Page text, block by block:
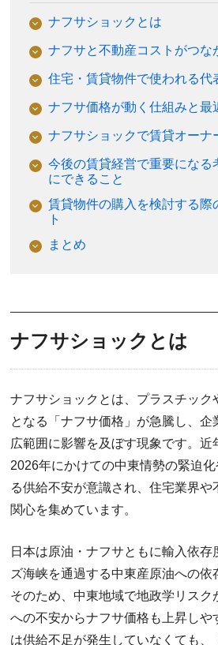
ナフサショックとは
ナフサと不動産コストがつな
住宅・賃貸物件で使われる代
ナフサ価格が動く仕組みと最
ナフサショックで賃貸オーナ
今後の賃貸経営で重要になる
にできること
賃貸物件の購入を検討する際
ト
まとめ
ナフサショックとは
ナフサショックとは、プラスチック
となる「ナフサ価格」が急騰し、
広範囲に影響を及ぼす現象です。近
2026年にかけての中東情勢の緊迫
る供給不安が意識され、住宅業界や
関心を集めています。
日本は原油・ナフサともに輸入依存
ズ海峡を通過する中東産原油への依
そのため、中東地域で地政学リスク
への不安からナフサ価格も上昇しや
は供給不足が発生していなくても、